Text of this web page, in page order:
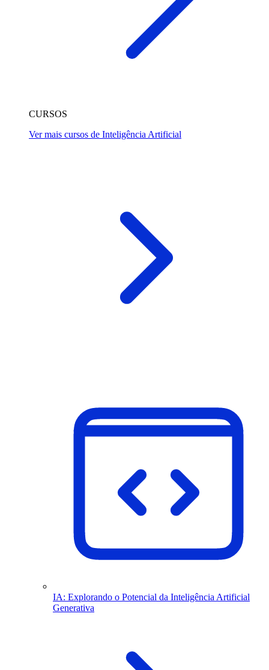
CURSOS
Ver mais cursos de Inteligência Artificial
IA: Explorando o Potencial da Inteligência Artificial
Generativa